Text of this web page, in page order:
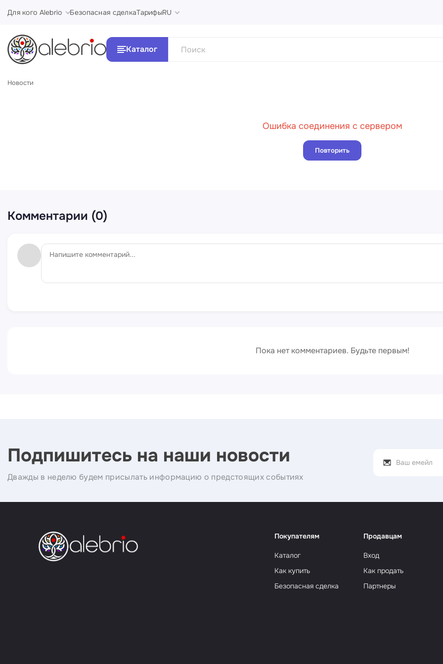
Для кого Alebrio Безопасная сделкаТарифыRU
Каталог
Новости
Ошибка соединения с сервером
Повторить
Комментарии (0)
Пока нет комментариев. Будьте первым!
Подпишитесь на наши новости
Дважды в неделю будем присылать информацию о предстоящих событиях
Покупателям
Каталог
Как купить
Безопасная сделка
Продавцам
Вход
Как продать
Партнеры